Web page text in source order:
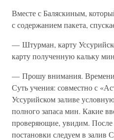
Вместе с Баляскиным,
с содержанием пакета,
— Штурман, карту
карту полученную кальку
— Прошу внимания. Времени
Суть учения: совместно с
Уссурийском заливе
полного запаса мин. Какие
проверяющие, увидим.
постановки следуем в залив